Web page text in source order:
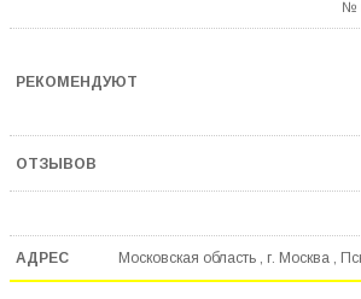
№
Московская область , г. Москва ,